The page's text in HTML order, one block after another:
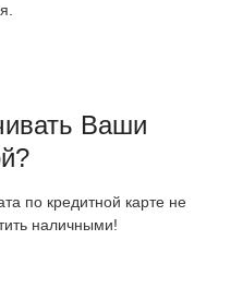
Ваши
по кредитной карте не
наличными!